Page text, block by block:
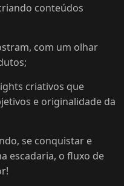
conteúdos
com um olhar
criativos que
e originalidade da
se conquistar e
escadaria, o fluxo de